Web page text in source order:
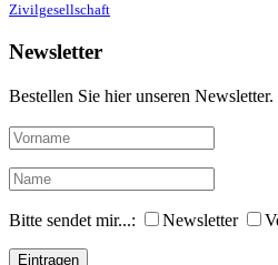
Zivilgesellschaft
Newsletter
Bestellen Sie hier unseren Newsletter.
Bitte sendet mir...: Newsletter